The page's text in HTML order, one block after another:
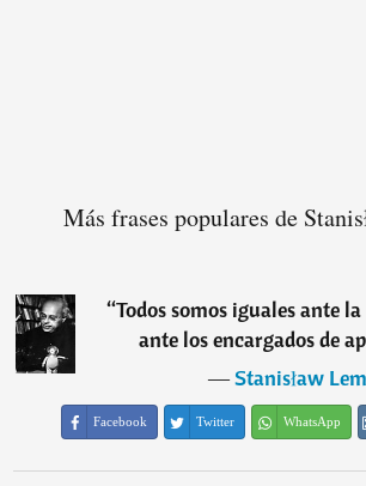
Más frases populares de
“Todos somos iguales ante
ante los encargados de
―Stanisław Lem
Facebook Twitter WhatsApp